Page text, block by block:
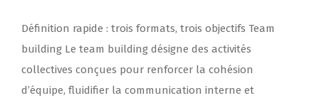
Définition rapide : trois formats, trois objectifs Team
building Le team building désigne des activités
collectives conçues pour renforcer la cohésion
d’équipe, fluidifier la communication interne et